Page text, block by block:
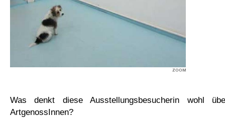
Was denkt diese Ausstellungsbesucherin wohl
ArtgenossInnen?